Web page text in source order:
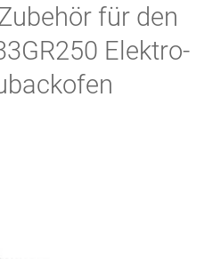
für den
Elektro-